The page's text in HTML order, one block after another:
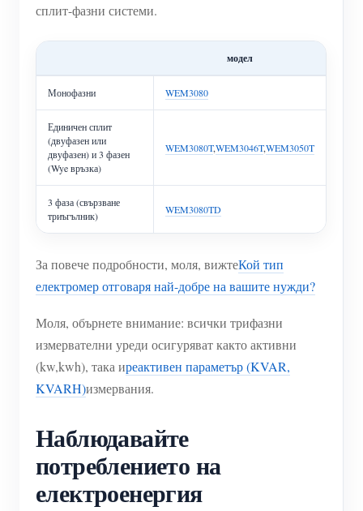
сплит-фазни системи.
модел
Монофазни WEM3080
Единичен сплит
(двуфазен или
двуфазен) и 3 фазен
(Wye връзка)
WEM3080T,WEM3046T,WEM3050T
3 фаза (свързване
триъгълник)
WEM3080TD
За повече подробности, моля, вижтеКой тип
електромер отговаря най-добре на вашите нужди?
Моля, обърнете внимание: всички трифазни
измервателни уреди осигуряват както активни
(kw,kwh), така иреактивен параметър (KVAR,
KVARH)измервания.
Наблюдавайте
потреблението на
електроенергия